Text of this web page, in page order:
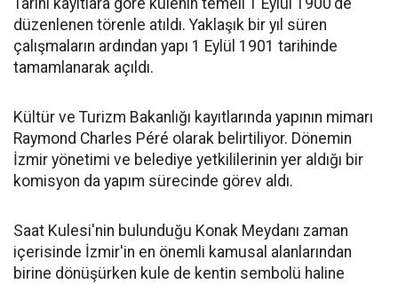
düzenlenen törenle atıldı. Yaklaşık bir yıl süren
çalışmaların ardından yapı 1 Eylül 1901 tarihinde
tamamlanarak açıldı.
Kültür ve Turizm Bakanlığı kayıtlarında yapının mimarı
Raymond Charles Péré olarak belirtiliyor. Dönemin
İzmir yönetimi ve belediye yetkililerinin yer aldığı bir
komisyon da yapım sürecinde görev aldı.
Saat Kulesi'nin bulunduğu Konak Meydanı zaman
içerisinde İzmir'in en önemli kamusal alanlarından
birine dönüşürken kule de kentin sembolü haline